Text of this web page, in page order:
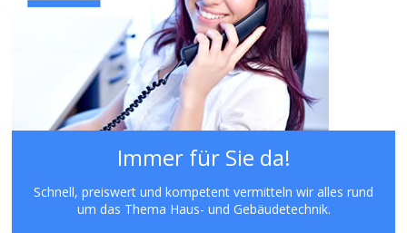
Immer für Sie da!
Schnell, preiswert und kompetent vermitteln wir alles rund
um das Thema Haus- und Gebäudetechnik.